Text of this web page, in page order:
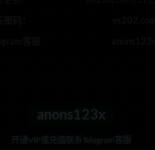
anons123x
开通VIP或充值联系Telegram客服